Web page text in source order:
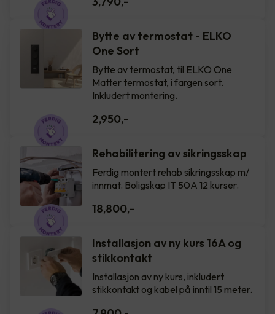
Bytte av termostat - ELKO
One Sort
Bytte av termostat, til ELKO One
Matter termostat, i fargen sort.
Inkludert montering.
2,950,-
Rehabilitering av sikringsskap
Ferdig montert rehab sikringsskap m/
innmat. Boligskap IT 50A 12 kurser.
18,800,-
Installasjon av ny kurs 16A og
stikkontakt
Installasjon av ny kurs, inkludert
stikkontakt og kabel på inntil 15 meter.